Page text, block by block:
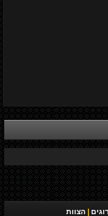
הצוות